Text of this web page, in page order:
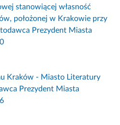
stanowiącej własność
położonej w Krakowie przy
Prezydent Miasta
Kraków - Miasto Literatury
Prezydent Miasta